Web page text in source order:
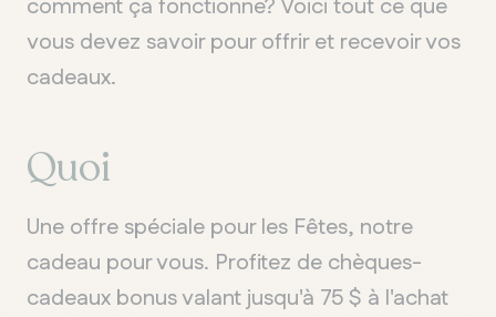
comment ça fonctionne? Voici tout ce que
vous devez savoir pour offrir et recevoir vos
cadeaux.
Quoi
Une offre spéciale pour les Fêtes, notre
cadeau pour vous. Profitez de chèques-
cadeaux bonus valant jusqu'à 75 $ à l'achat